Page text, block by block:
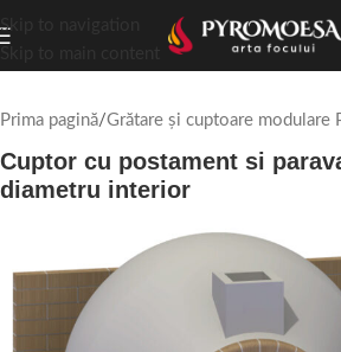
Skip to navigation
Prima pagină Grătare și cuptoare modulare
Cuptor cu postament si
diametru interior